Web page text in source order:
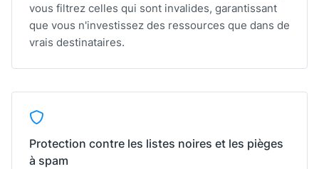
vous filtrez celles qui sont invalides, garantissant
que vous n'investissez des ressources que dans de
vrais destinataires.
Protection contre les listes noires et les pièges
à spam